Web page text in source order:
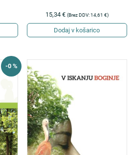
15,34 € (Brez DDV:14,61 €)
Dodaj v košarico
-0 %